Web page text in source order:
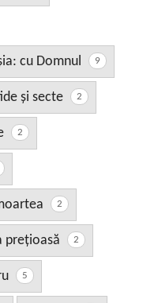
cu Domnul 9
şi secte 2
2
2
preţioasă 2
5